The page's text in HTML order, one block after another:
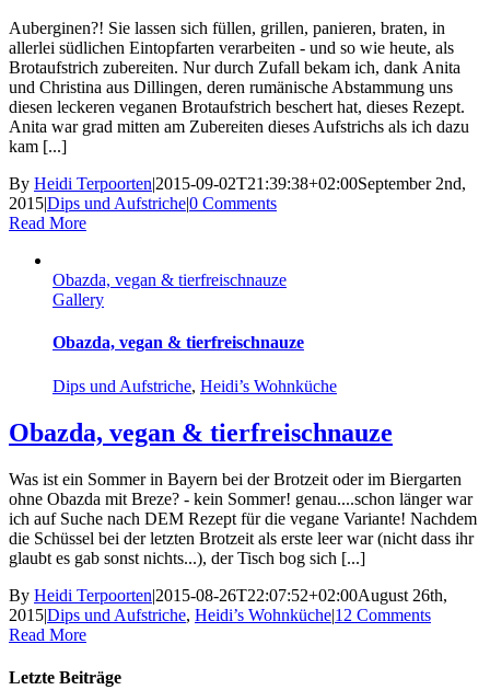
Auberginen?! Sie lassen sich füllen, grillen, panieren, braten, in
allerlei südlichen Eintopfarten verarbeiten - und so wie heute, als
Brotaufstrich zubereiten. Nur durch Zufall bekam ich, dank Anita
und Christina aus Dillingen, deren rumänische Abstammung uns
diesen leckeren veganen Brotaufstrich beschert hat, dieses Rezept.
Anita war grad mitten am Zubereiten dieses Aufstrichs als ich dazu
kam [...]
By Heidi Terpoorten|2015-09-02T21:39:38+02:00September 2nd,
2015|Dips und Aufstriche|0 Comments
Read More
Obazda, vegan & tierfreischnauze
Gallery
Obazda, vegan & tierfreischnauze
Dips und Aufstriche, Heidi’s Wohnküche
Obazda, vegan & tierfreischnauze
Was ist ein Sommer in Bayern bei der Brotzeit oder im Biergarten
ohne Obazda mit Breze? - kein Sommer! genau....schon länger war
ich auf Suche nach DEM Rezept für die vegane Variante! Nachdem
die Schüssel bei der letzten Brotzeit als erste leer war (nicht dass ihr
glaubt es gab sonst nichts...), der Tisch bog sich [...]
By Heidi Terpoorten|2015-08-26T22:07:52+02:00August 26th,
2015|Dips und Aufstriche, Heidi’s Wohnküche|12 Comments
Read More
Letzte Beiträge